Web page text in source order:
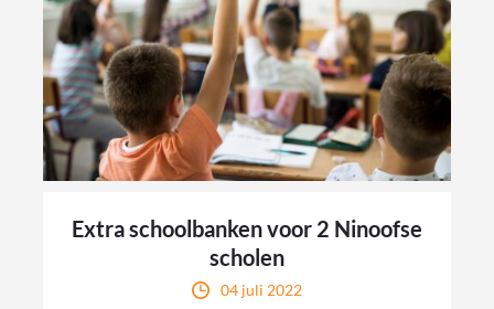
Extra schoolbanken voor 2 Ninoofse
scholen
04 juli 2022